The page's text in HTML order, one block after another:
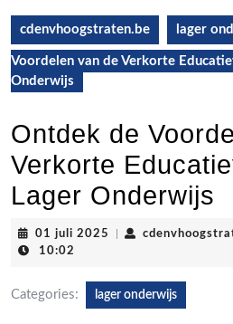
cdenvhoogstraten.be lager
Voordelen van de Verkorte
Onderwijs
Ontdek de
Verkorte
Lager Onderwijs
01 juli 2025 01
10:02
Categories: lager onderwijs